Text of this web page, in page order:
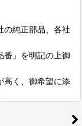
の純正部品、各社
番」を明記の上御
高く、御希望に添